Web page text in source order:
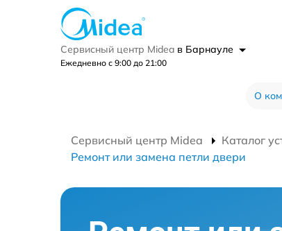
Сервисный центр Midea в Барнауле
Ежедневно с 9:00 до 21:00
О
Сервисный центр Midea Каталог
Ремонт или замена петли двери